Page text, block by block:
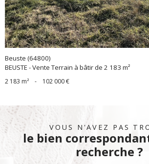
Beuste (64800)
BEUSTE - Vente Terrain à bâtir de 2 183 m²
2 183 m² - 102 000 €
VOUS N'AVEZ PAS
le bien
recherche ?